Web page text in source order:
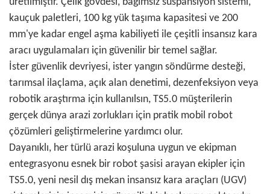
üretilmiştir. Çelik gövdesi, bağımsız süspansiyon sistemi,
kauçuk paletleri, 100 kg yük taşıma kapasitesi ve 200
mm'ye kadar engel aşma kabiliyeti ile çeşitli insansız kara
aracı uygulamaları için güvenilir bir temel sağlar.
İster güvenlik devriyesi, ister yangın söndürme desteği,
tarımsal ilaçlama, açık alan denetimi, dezenfeksiyon veya
robotik araştırma için kullanılsın, TS5.0 müşterilerin
gerçek dünya arazi zorlukları için pratik mobil robot
çözümleri geliştirmelerine yardımcı olur.
Dayanıklı, her türlü arazi koşuluna uygun ve ekipman
entegrasyonu esnek bir robot şasisi arayan ekipler için
TS5.0, yeni nesil dış mekan insansız kara araçları (UGV)